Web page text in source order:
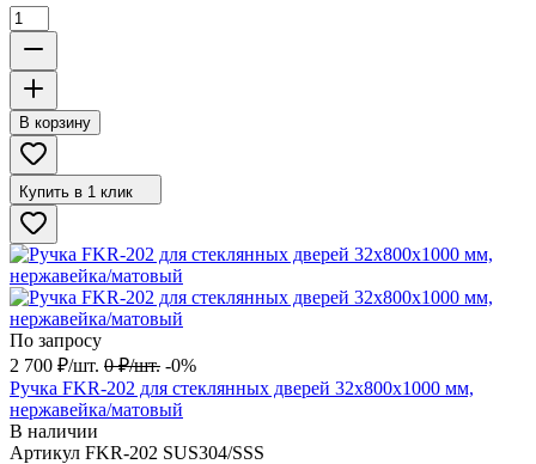
В корзину
Купить в 1 клик
По запросу
2 700 ₽/шт. 0 ₽/шт. -0%
Ручка FKR-202 для стеклянных дверей 32x800х1000 мм,
нержавейка/матовый
В наличии
Артикул FKR-202 SUS304/SSS